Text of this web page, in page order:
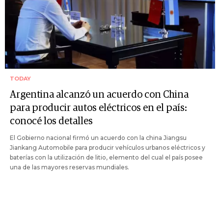
TODAY
Argentina alcanzó un acuerdo con China
para producir autos eléctricos en el país:
conocé los detalles
El Gobierno nacional firmó un acuerdo con la china Jiangsu
Jiankang Automobile para producir vehículos urbanos eléctricos y
baterías con la utilización de litio, elemento del cual el país posee
una de las mayores reservas mundiales.